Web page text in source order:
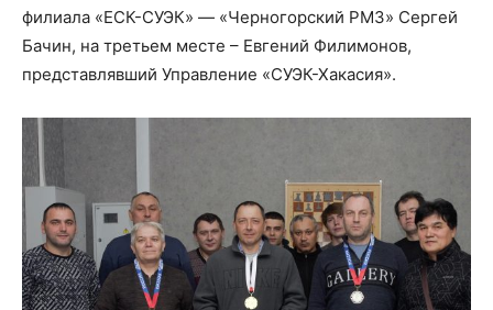
филиала «ЕСК-СУЭК» — «Черногорский РМЗ» Сергей
Бачин, на третьем месте – Евгений Филимонов,
представлявший Управление «СУЭК-Хакасия».